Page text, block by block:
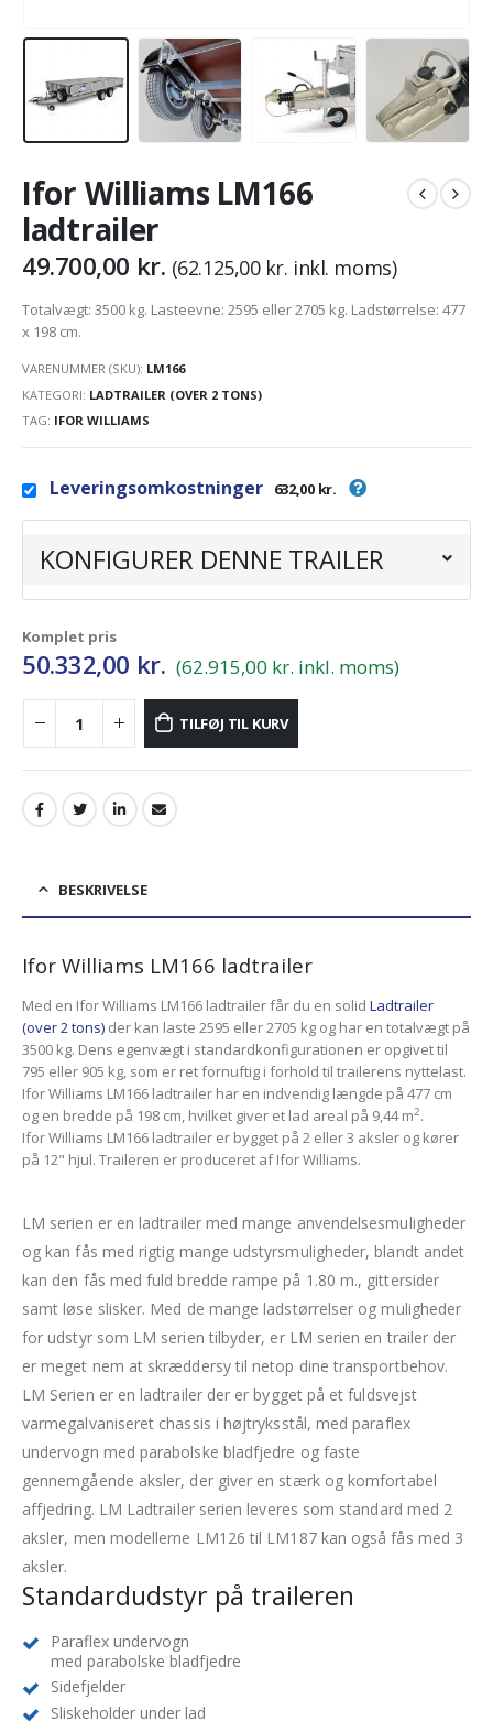
Ifor Williams LM166
ladtrailer
49.700,00 kr. (62.125,00 kr. inkl. moms)
Totalvægt: 3500 kg. Lasteevne: 2595 eller 2705 kg. Ladstørrelse: 477
x 198 cm.
VARENUMMER (SKU): LM166
KATEGORI: LADTRAILER (OVER 2 TONS)
TAG: IFOR WILLIAMS
Leveringsomkostninger 632,00 kr.
KONFIGURER DENNE TRAILER
Komplet pris
50.332,00 kr. (62.915,00 kr. inkl. moms)
TILFØJ TIL KURV
BESKRIVELSE
Ifor Williams LM166 ladtrailer
Med en Ifor Williams LM166 ladtrailer får du en solid Ladtrailer
(over 2 tons) der kan laste 2595 eller 2705 kg og har en totalvægt på
3500 kg. Dens egenvægt i standardkonfigurationen er opgivet til
795 eller 905 kg, som er ret fornuftig i forhold til trailerens nyttelast.
Ifor Williams LM166 ladtrailer har en indvendig længde på 477 cm
og en bredde på 198 cm, hvilket giver et lad areal på 9,44 m2.
Ifor Williams LM166 ladtrailer er bygget på 2 eller 3 aksler og kører
på 12" hjul. Traileren er produceret af Ifor Williams.
LM serien er en ladtrailer med mange anvendelsesmuligheder
og kan fås med rigtig mange udstyrsmuligheder, blandt andet
kan den fås med fuld bredde rampe på 1.80 m., gittersider
samt løse slisker. Med de mange ladstørrelser og muligheder
for udstyr som LM serien tilbyder, er LM serien en trailer der
er meget nem at skræddersy til netop dine transportbehov.
LM Serien er en ladtrailer der er bygget på et fuldsvejst
varmegalvaniseret chassis i højtryksstål, med paraflex
undervogn med parabolske bladfjedre og faste
gennemgående aksler, der giver en stærk og komfortabel
affjedring. LM Ladtrailer serien leveres som standard med 2
aksler, men modellerne LM126 til LM187 kan også fås med 3
aksler.
Standardudstyr på traileren
Paraflex undervogn
med parabolske bladfjedre
Sidefjelder
Sliskeholder under lad